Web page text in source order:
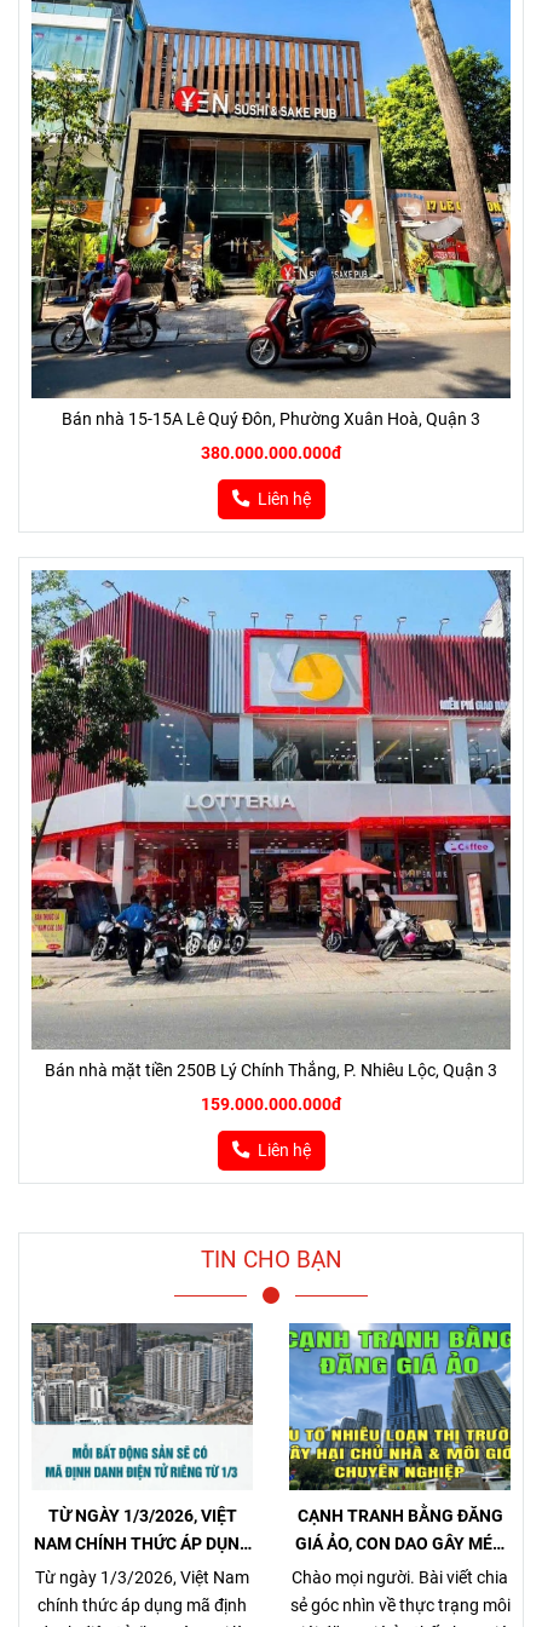
Bán nhà 15-15A Lê Quý Đôn, Phường Xuân Hoà, Quận 3
380.000.000.000đ
Liên hệ
Bán nhà mặt tiền 250B Lý Chính Thắng, P. Nhiêu Lộc, Quận 3
159.000.000.000đ
Liên hệ
TIN CHO BẠN
TỪ NGÀY 1/3/2026, VIỆT
NAM CHÍNH THỨC ÁP DỤNG
MÃ ĐỊNH DANH BẤT ĐỘNG
SẢN
Từ ngày 1/3/2026, Việt Nam
chính thức áp dụng mã định
CẠNH TRANH BẰNG ĐĂNG
GIÁ ẢO, CON DAO GÂY MÉO
MÓ THỊ TRƯỜNG, GÂY HẠI
CHỦ NHÀ VÀ NHÀ MÔI GIỚI
Chào mọi người. Bài viết chia
sẻ góc nhìn về thực trạng môi